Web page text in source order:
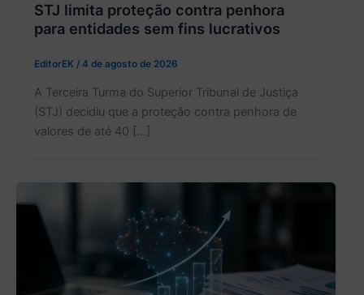
STJ limita proteção contra penhora
para entidades sem fins lucrativos
EditorEK / 4 de agosto de 2026
A Terceira Turma do Superior Tribunal de Justiça
(STJ) decidiu que a proteção contra penhora de
valores de até 40 […]